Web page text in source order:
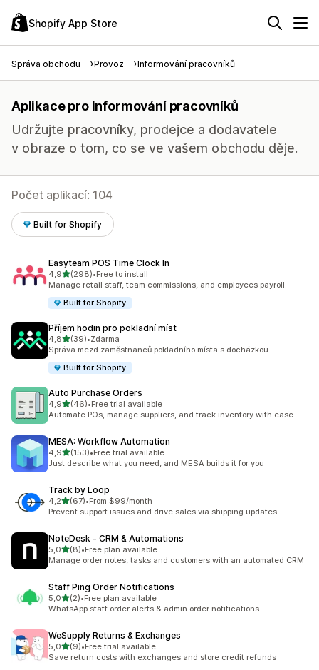
Shopify App Store
Správa obchodu Provoz Informování pracovníků
Aplikace pro informování pracovníků
Udržujte pracovníky, prodejce a dodavatele
v obraze o tom, co se ve vašem obchodu děje.
Počet aplikací: 104
Built for Shopify
Easyteam POS Time Clock In
4,9z 5 hvězd
(298)
Celkový počet recenzí: 298
•Free to install
Manage retail staff, team commissions, and employees payroll.
Built for Shopify
Příjem hodin pro pokladní míst
4,8z 5 hvězd
(39)
Celkový počet recenzí: 39
•Zdarma
Správa mezd zaměstnanců pokladního místa s docházkou
Built for Shopify
Auto Purchase Orders
4,9z 5 hvězd
(46)
Celkový počet recenzí: 46
•Free trial available
Automate POs, manage suppliers, and track inventory with ease
MESA: Workflow Automation
4,9z 5 hvězd
(153)
Celkový počet recenzí: 153
•Free trial available
Just describe what you need, and MESA builds it for you
Track by Loop
4,2z 5 hvězd
(67)
Celkový počet recenzí: 67
•From $99/month
Prevent support issues and drive sales via shipping updates
NoteDesk ‑ CRM & Automations
5,0z 5 hvězd
(8)
Celkový počet recenzí: 8
•Free plan available
Manage order notes, tasks and customers with an automated CRM
Staff Ping Order Notifications
5,0z 5 hvězd
(2)
Celkový počet recenzí: 2
•Free plan available
WhatsApp staff order alerts & admin order notifications
WeSupply Returns & Exchanges
5,0z 5 hvězd
(9)
Celkový počet recenzí: 9
•Free trial available
Save return costs with exchanges and store credit refunds